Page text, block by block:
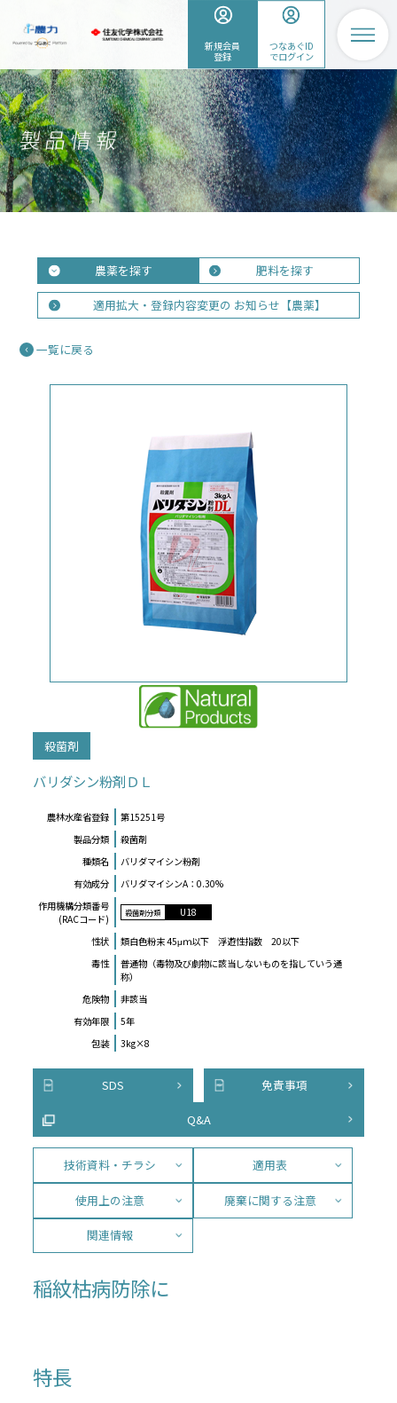
新規会員
登録
つなあぐID
でログイン
農薬を探す 肥料を探す
適用拡大・登録内容変更の お知らせ【農薬】
一覧に戻る
殺菌剤
バリダシン粉剤ＤＬ
農林水産省登録
第15251号
製品分類
殺菌剤
種類名
バリダマイシン粉剤
有効成分
バリダマイシンA：0.30%
作⽤機構分類番号
(RACコード)
殺菌剤分類 U18
性状
類白色粉末 45μｍ以下 浮遊性指数 20以下
毒性
普通物（毒物及び劇物に該当しないものを指していう通
称）
危険物
非該当
有効年限
5年
包装
3kg×8
SDS 免責事項
Q&A
技術資料・チラシ 適用表
使用上の注意 廃棄に関する注意
関連情報
稲紋枯病防除に
特長